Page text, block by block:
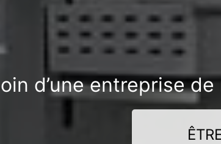
d’une entreprise